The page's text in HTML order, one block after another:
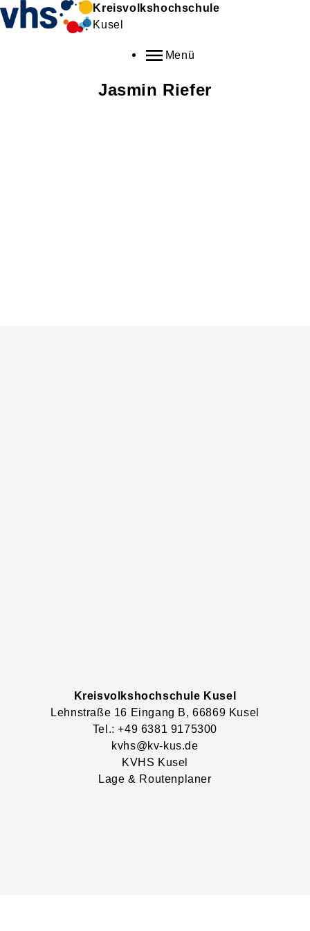
Kreisvolkshochschule
Kusel
Menü
Jasmin Riefer
Kreisvolkshochschule Kusel
Lehnstraße 16 Eingang B, 66869 Kusel
Tel.: +49 6381 9175300
kvhs@kv-kus.de
KVHS Kusel
Lage & Routenplaner